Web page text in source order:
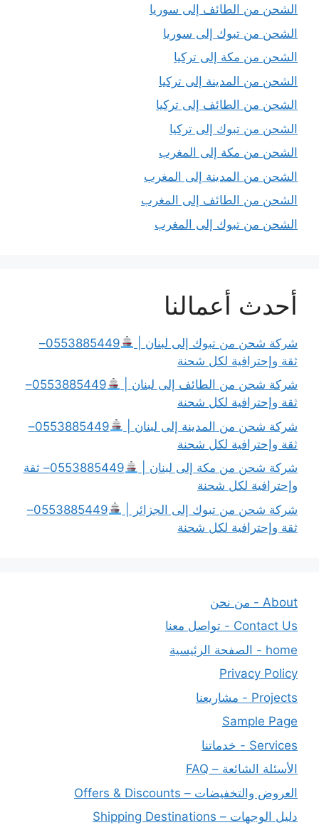
الشحن من الطائف إلى سوريا
الشحن من تبوك إلى سوريا
الشحن من مكة إلى تركيا
الشحن من المدينة إلى تركيا
الشحن من الطائف إلى تركيا
الشحن من تبوك إلى تركيا
الشحن من مكة إلى المغرب
الشحن من المدينة إلى المغرب
الشحن من الطائف إلى المغرب
الشحن من تبوك إلى المغرب
أحدث أعمالنا
شركة شحن من تبوك إلى لبنان |
0553885449–
ثقة وإحترافية لكل شحنة
شركة شحن من الطائف إلى لبنان |
0553885449–
ثقة وإحترافية لكل شحنة
شركة شحن من المدينة إلى لبنان |
0553885449–
ثقة وإحترافية لكل شحنة
شركة شحن من مكة إلى لبنان |
0553885449– ثقة
وإحترافية لكل شحنة
شركة شحن من تبوك إلى الجزائر |
0553885449–
ثقة وإحترافية لكل شحنة
About - من نحن
Contact Us - تواصل معنا
home - الصفحة الرئيسية
Privacy Policy
Projects - مشاريعنا
Sample Page
Services - خدماتنا
الأسئلة الشائعة – FAQ
العروض والتخفيضات – Offers & Discounts
دليل الوجهات – Shipping Destinations